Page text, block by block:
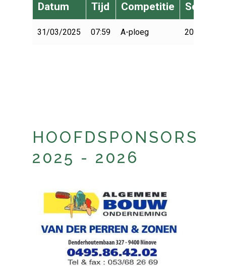
Datum Tijd Competitie Seizoen
31/03/2025 07:59 A-ploeg 2024-2025
HOOFDSPONSORS
2025 - 2026